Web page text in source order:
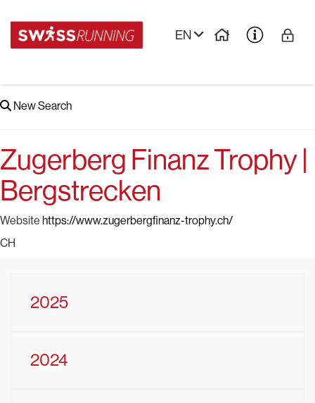
EN
New Search
Zugerberg Finanz Trophy |
Bergstrecken
Website https://www.zugerbergfinanz-trophy.ch/
CH
2025
2024